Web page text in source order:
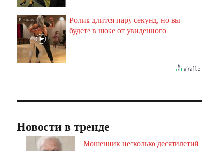
i
Ролик длится пару секунд, но вы
будете в шоке от увиденного
Новости в тренде
Мошенник несколько десятилетий